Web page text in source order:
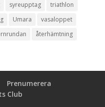
syreupptag
triathlon
Umara
vasaloppet
återhämtning
Prenumerera
Club